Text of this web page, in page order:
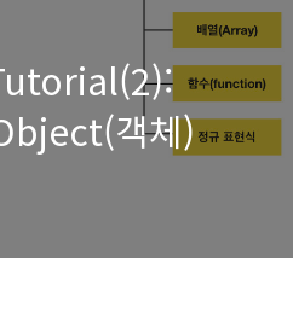
객체)